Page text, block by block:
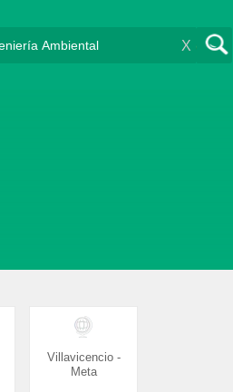
X
Villavicencio -
Meta